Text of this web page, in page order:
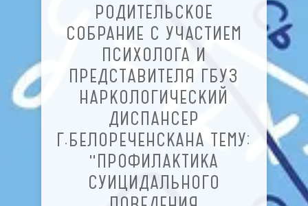
РОДИТЕЛЬСКОЕ
СОБРАНИЕ С УЧАСТИЕМ
ПСИХОЛОГА И
ПРЕДСТАВИТЕЛЯ ГБУЗ
НАРКОЛОГИЧЕСКИЙ
ДИСПАНСЕР
Г.БЕЛОРЕЧЕНСКАНА ТЕМУ:
"ПРОФИЛАКТИКА
СУИЦИДАЛЬНОГО